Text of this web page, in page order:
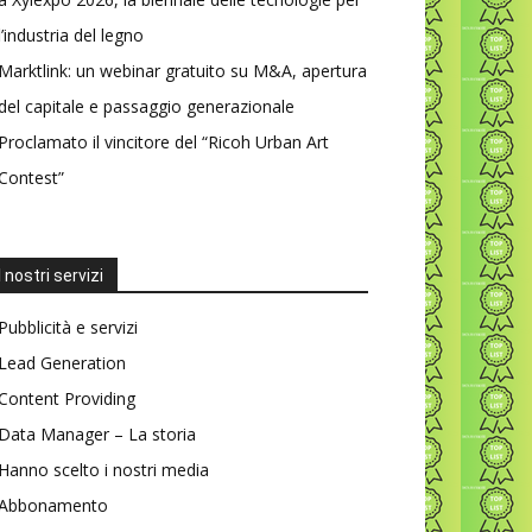
del legno
Marktlink: un webinar gratuito su M&A, apertura
capitale e passaggio generazionale
Proclamato il vincitore del “Ricoh Urban Art
I nostri servizi
Pubblicità e servizi
Lead Generation
Providing
Data Manager – La storia
Hanno scelto i nostri media